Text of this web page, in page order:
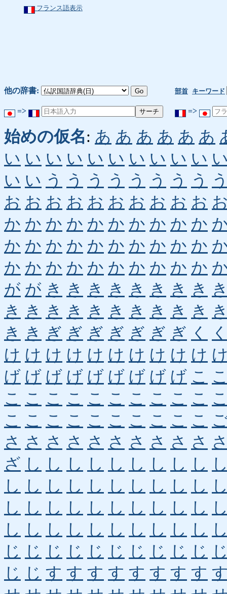
フランス語表示
他の辞書: 部首 キーワード
=> =>
始めの仮名: あ あ あ あ あ あ
い い い い い い い い い い
い い う う う う う う う う
お お お お お お お お お お
か か か か か か か か か か
か か か か か か か か か か
か か か か か か か か か か
が が き き き き き き き き
き き き き き き き き き き
き き ぎ ぎ ぎ ぎ ぎ ぎ ぎ く
け け け け け け け け け け
げ げ げ げ げ げ げ げ げ こ
こ こ こ こ こ こ こ こ こ こ
こ こ こ こ こ こ こ こ こ こ
さ さ さ さ さ さ さ さ さ さ
ざ し し し し し し し し し
し し し し し し し し し し
し し し し し し し し し し
し し し し し し し し し し
じ じ じ じ じ じ じ じ じ じ
じ じ す す す す す す す す